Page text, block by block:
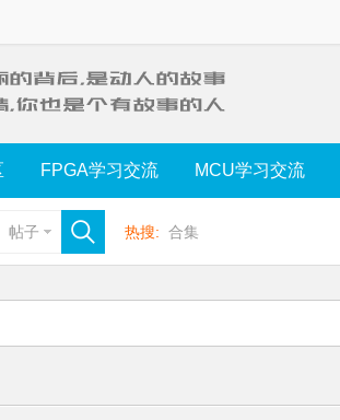
FPGA学习交流 MCU学习交流
帖子 热搜: 合集